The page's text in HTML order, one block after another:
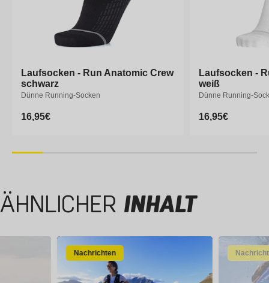
Laufsocken - Run Anatomic Crew
schwarz
Dünne Running-Socken
Normaler
16,95€
Laufsocken - Run Anatomic Crew
schwarz
Dünne Running-Socken
Normaler
16,95€
Laufsocken -
weiß
Dünne Running-
Normaler
16,95€
Laufsocken -
weiß
Dünne Running-
Normaler
16,95€
ÄHNLICHER INHALT
Nachrichten